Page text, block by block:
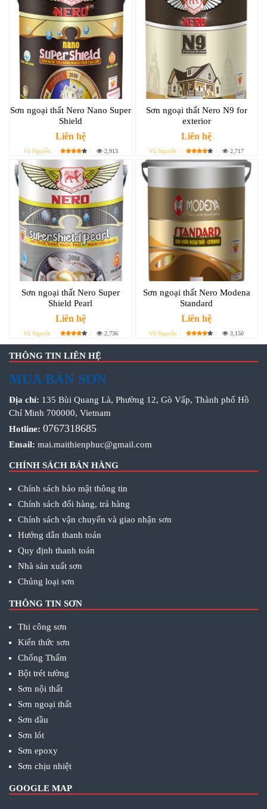
Sơn ngoại thất Nero Nano Super
Shield
Liên hệ
Vũ Nguyễn 2,913
Sơn ngoại thất Nero N9 for
exterior
Liên hệ
Vũ Nguyễn 2,717
Sơn ngoại thất Nero Super
Shield Pearl
Liên hệ
Vũ Nguyễn 2,736
Sơn ngoại thất Nero Modena
Standard
Liên hệ
Vũ Nguyễn 3,150
THÔNG TIN LIÊN HỆ
MUA BÁN SƠN
Địa chỉ: 135 Bùi Quang Là, Phường 12, Gò Vấp, Thành phố Hồ
Chí Minh 700000, Vietnam
Hotline: 0767318685
Email: mai.maithienphuc@gmail.com
CHÍNH SÁCH BÁN HÀNG
Chính sách bảo mật thông tin
Chính sách đổi hàng, trả hàng
Chính sách vận chuyển và giao nhận sơn
Hướng dẫn thanh toán
Quy định thanh toán
Nhà sản xuất sơn
Chủng loại sơn
THÔNG TIN SƠN
Thi công sơn
Kiến thức sơn
Chống Thấm
Bột trét tường
Sơn nội thất
Sơn ngoại thất
Sơn dầu
Sơn lót
Sơn epoxy
Sơn chịu nhiệt
GOOGLE MAP